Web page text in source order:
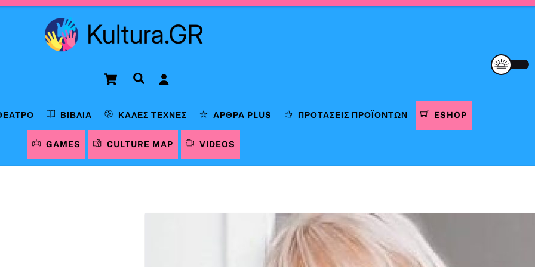
Cart Αναζήτηση
ΒΙΒΛΊΑ ΚΑΛΈΣ ΤΈΧΝΕΣ ΆΡΘΡΑ PLUS ΠΡΟΤΆΣΕΙΣ ΠΡΟΪΌΝΤΩΝ ESHOP
GAMES CULTURE MAP VIDEOS